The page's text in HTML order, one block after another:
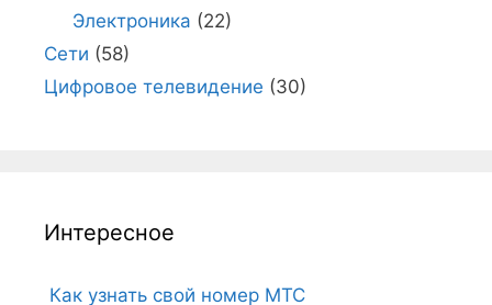
Электроника (22)
Сети (58)
Цифровое телевидение (30)
Интересное
Как узнать свой номер МТС